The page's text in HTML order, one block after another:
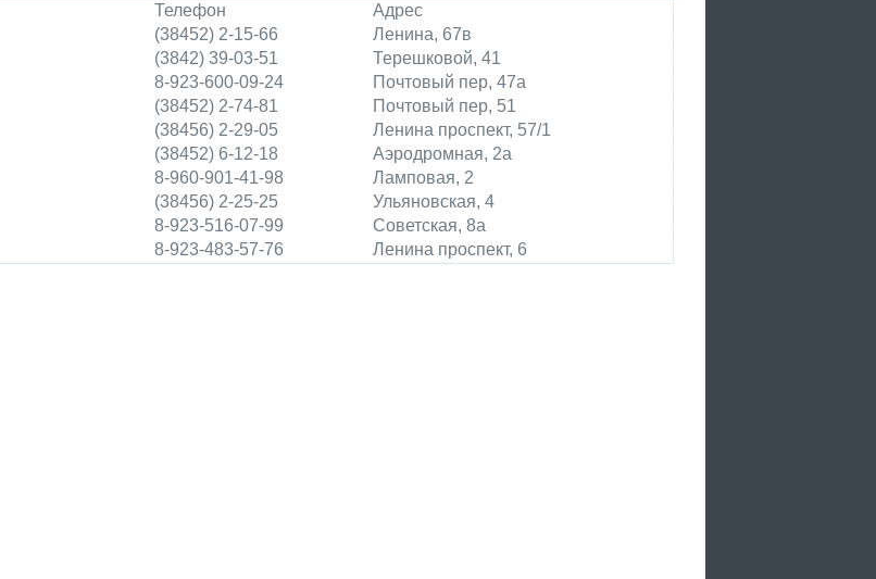
Телефон
Адрес
(38452) 2-15-66
Ленина, 67в
(3842) 39-03-51
Терешковой, 41
8-923-600-09-24
Почтовый пер, 47а
(38452) 2-74-81
Почтовый пер, 51
(38456) 2-29-05
Ленина проспект, 57/1
(38452) 6-12-18
Аэродромная, 2а
8-960-901-41-98
Ламповая, 2
(38456) 2-25-25
Ульяновская, 4
8-923-516-07-99
Советская, 8а
8-923-483-57-76 Ленина проспект, 6